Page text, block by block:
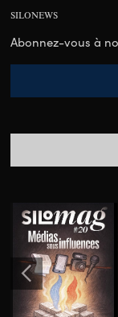
SILONEWS
Abonnez-vous à